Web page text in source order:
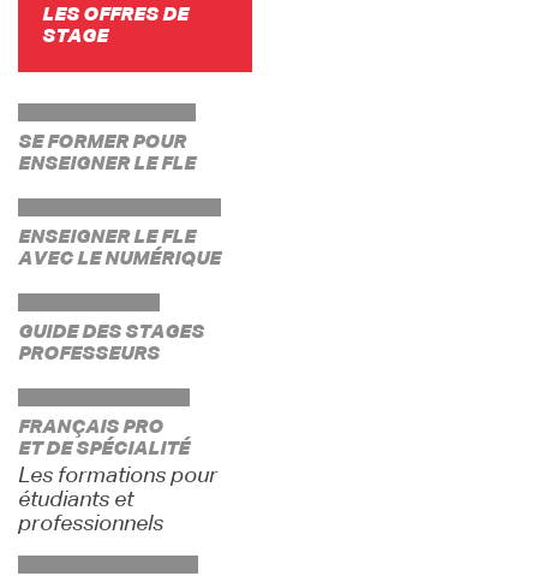
LES OFFRES DE
STAGE
SE FORMER POUR
ENSEIGNER LE FLE
ENSEIGNER LE FLE
AVEC LE NUMÉRIQUE
GUIDE DES STAGES
PROFESSEURS
FRANÇAIS PRO
ET DE SPÉCIALITÉ
Les formations pour
étudiants et
professionnels